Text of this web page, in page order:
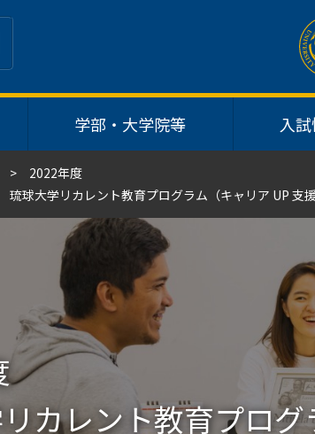
学部・大学院等 入
2022年度
琉球大学リカレント教育プログラム（キャリア UP 支
カレント教育プロ